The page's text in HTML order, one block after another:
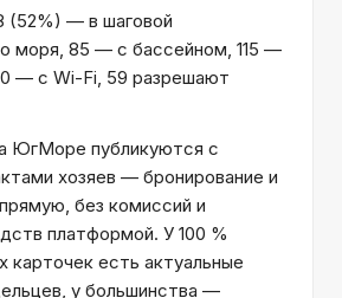
(52%) — в шаговой
моря, 85 — с бассейном, 115 —
— с Wi-Fi, 59 разрешают
ЮгМоре публикуются с
хозяев — бронирование и
без комиссий и
платформой. У 100 %
карточек есть актуальные
у большинства —